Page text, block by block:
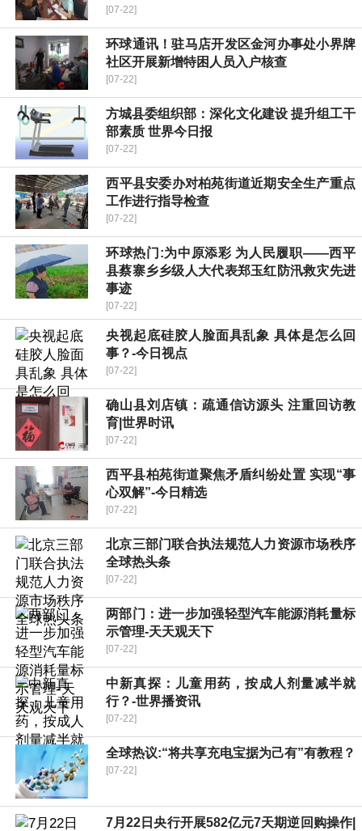
[07-22]
环球通讯！驻马店开发区金河办事处小界牌
社区开展新增特困人员入户核查
[07-22]
方城县委组织部：深化文化建设 提升组工干
部素质 世界今日报
[07-22]
​西平县安委办对柏苑街道近期安全生产重点
工作进行指导检查
[07-22]
环球热门:​为中原添彩 为人民履职——西平
县蔡寨乡乡级人大代表郑玉红防汛救灾先进
事迹
[07-22]
央视起底硅胶人脸面具乱象 具体是怎么回
事？-今日视点
[07-22]
确山县刘店镇：疏通信访源头 注重回访教
育|世界时讯
[07-22]
​西平县柏苑街道聚焦矛盾纠纷处置 实现“事
心双解”-今日精选
[07-22]
北京三部门联合执法规范人力资源市场秩序
全球热头条
[07-22]
两部门：进一步加强轻型汽车能源消耗量标
示管理-天天观天下
[07-22]
中新真探：儿童用药，按成人剂量减半就
行？-世界播资讯
[07-22]
全球热议:“将共享充电宝据为己有”有教程？
[07-22]
7月22日央行开展582亿元7天期逆回购操作|